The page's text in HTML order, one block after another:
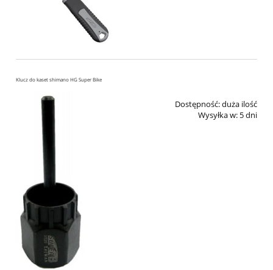
Klucz do kaset shimano HG Super Bike
Dostępność:duża ilość
Wysyłka w: 5 dni